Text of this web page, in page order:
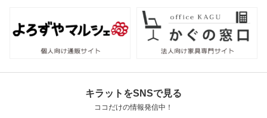
キラットをSNSで見る
ココだけの情報発信中！